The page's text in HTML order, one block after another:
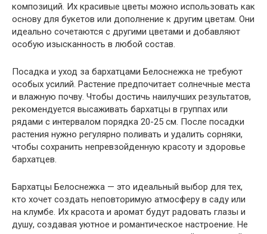
композиций. Их красивые цветы можно использовать как
основу для букетов или дополнение к другим цветам. Они
идеально сочетаются с другими цветами и добавляют
особую изысканность в любой состав.
Посадка и уход за бархатцами Белоснежка не требуют
особых усилий. Растение предпочитает солнечные места
и влажную почву. Чтобы достичь наилучших результатов,
рекомендуется высаживать бархатцы в группах или
рядами с интервалом порядка 20-25 см. После посадки
растения нужно регулярно поливать и удалить сорняки,
чтобы сохранить непревзойденную красоту и здоровье
бархатцев.
Бархатцы Белоснежка — это идеальный выбор для тех,
кто хочет создать неповторимую атмосферу в саду или
на клумбе. Их красота и аромат будут радовать глазы и
душу, создавая уютное и романтическое настроение. Не